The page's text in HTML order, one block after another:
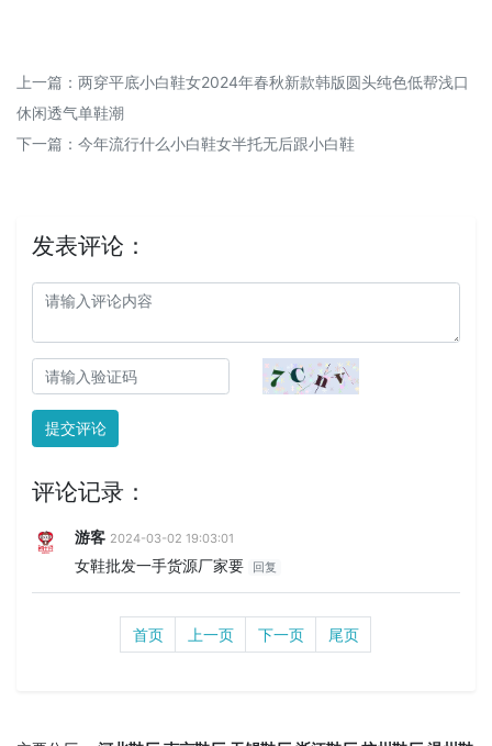
上一篇： 两穿平底小白鞋女2024年春秋新款韩版圆头纯色低帮浅口
休闲透气单鞋潮
下一篇： 今年流行什么小白鞋女半托无后跟小白鞋
发表评论：
提交评论
评论记录：
游客 2024-03-02 19:03:01
女鞋批发一手货源厂家要 回复
首页 上一页 下一页 尾页